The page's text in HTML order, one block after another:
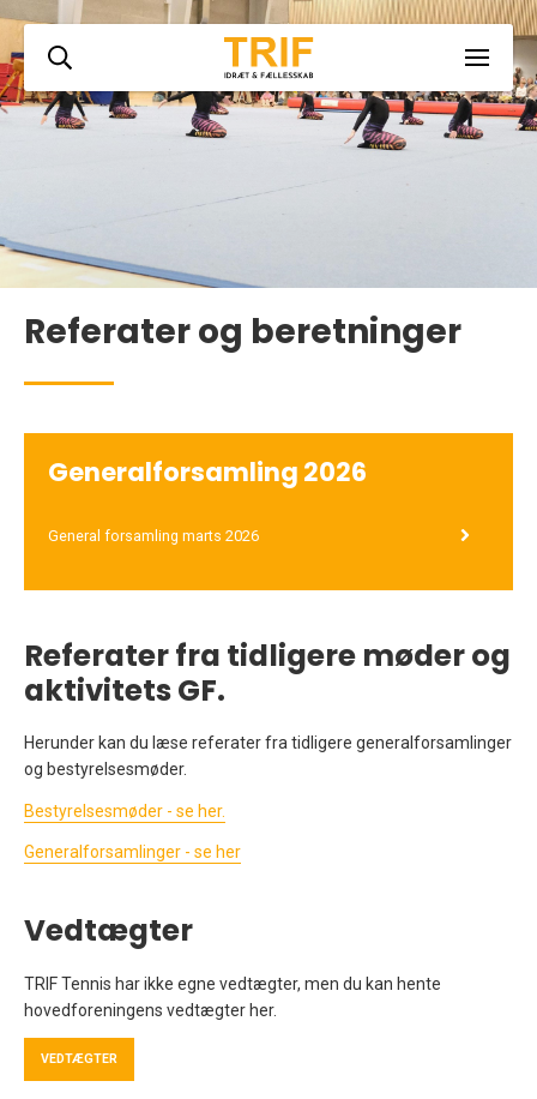
Referater og beretninger
Generalforsamling 2026
General forsamling marts 2026
Referater fra tidligere møder og
aktivitets GF.
Herunder kan du læse referater fra tidligere generalforsamlinger
og bestyrelsesmøder.
Bestyrelsesmøder - se her.
Generalforsamlinger - se her
Vedtægter
TRIF Tennis har ikke egne vedtægter, men du kan hente
hovedforeningens vedtægter her.
VEDTÆGTER